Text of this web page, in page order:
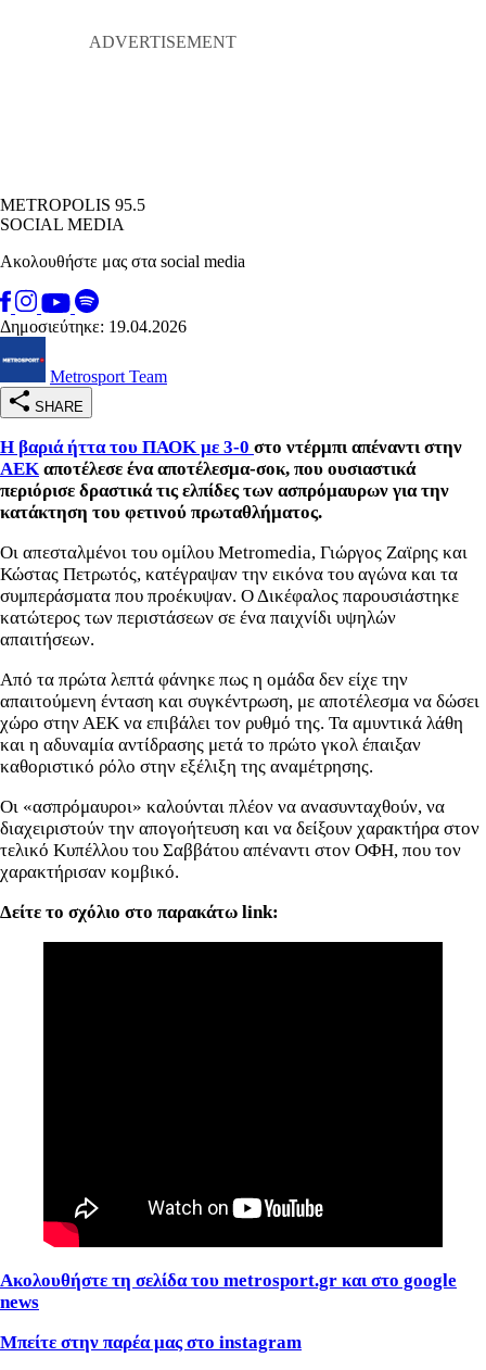
METROPOLIS 95.5
SOCIAL MEDIA
Ακολουθήστε μας στα social media
Δημοσιεύτηκε: 19.04.2026
Metrosport Team
SHARE
Η βαριά ήττα του ΠΑΟΚ με 3-0 στο ντέρμπι απέναντι στην
ΑΕΚ αποτέλεσε ένα αποτέλεσμα-σοκ, που ουσιαστικά
περιόρισε δραστικά τις ελπίδες των ασπρόμαυρων για την
κατάκτηση του φετινού πρωταθλήματος.
Οι απεσταλμένοι του ομίλου Metromedia, Γιώργος Ζαϊρης και
Κώστας Πετρωτός, κατέγραψαν την εικόνα του αγώνα και τα
συμπεράσματα που προέκυψαν. Ο Δικέφαλος παρουσιάστηκε
κατώτερος των περιστάσεων σε ένα παιχνίδι υψηλών
απαιτήσεων.
Από τα πρώτα λεπτά φάνηκε πως η ομάδα δεν είχε την
απαιτούμενη ένταση και συγκέντρωση, με αποτέλεσμα να δώσει
χώρο στην ΑΕΚ να επιβάλει τον ρυθμό της. Τα αμυντικά λάθη
και η αδυναμία αντίδρασης μετά το πρώτο γκολ έπαιξαν
καθοριστικό ρόλο στην εξέλιξη της αναμέτρησης.
Οι «ασπρόμαυροι» καλούνται πλέον να ανασυνταχθούν, να
διαχειριστούν την απογοήτευση και να δείξουν χαρακτήρα στον
τελικό Κυπέλλου του Σαββάτου απέναντι στον ΟΦΗ, που τον
χαρακτήρισαν κομβικό.
Δείτε το σχόλιο στο παρακάτω link:
Ακολουθήστε τη σελίδα του metrosport.gr και στο google
news
Μπείτε στην παρέα μας στο instagram